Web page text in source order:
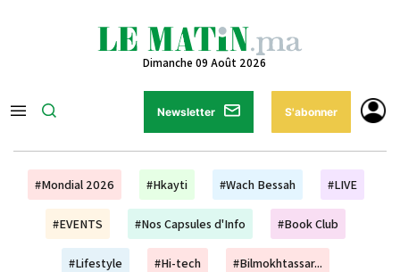
Dimanche 09 Août 2026
Newsletter S'abonner
#Mondial 2026 #Hkayti #Wach Bessah #LIVE
#EVENTS #Nos Capsules d'Info #Book Club
#Lifestyle #Hi-tech #Bilmokhtassar...